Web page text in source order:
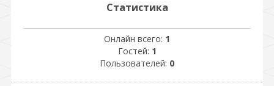
Статистика
Онлайн всего: 1
Гостей: 1
Пользователей: 0